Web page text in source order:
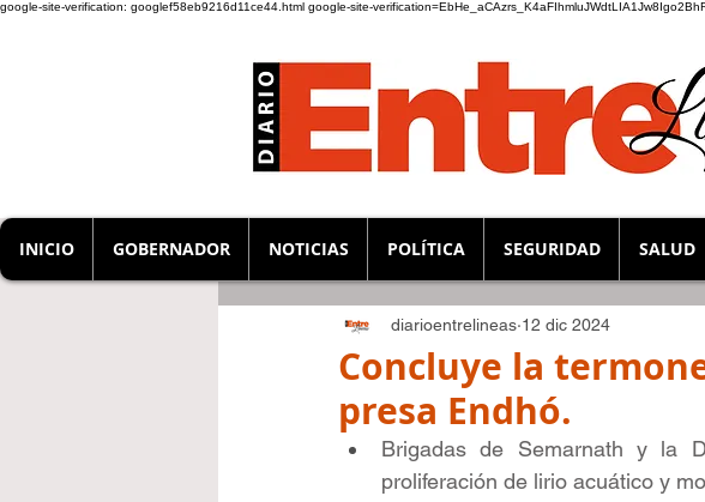
google-site-verification: googlef58eb9216d11ce44.html google-site-
INICIO GOBERNADOR NOTICIAS POLÍTICA SEGURIDAD SALUD
Concluye la
presa Endhó.
diarioentrelineas 12 dic 2024
Brigadas de Semarnath y la
proliferación de lirio acuático y